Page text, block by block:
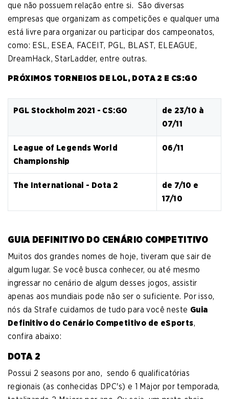
que não possuem relação entre si. São diversas
empresas que organizam as competições e qualquer uma
está livre para organizar ou participar dos campeonatos,
como: ESL, ESEA, FACEIT, PGL, BLAST, ELEAGUE,
DreamHack, StarLadder, entre outras.
PRÓXIMOS TORNEIOS DE LOL, DOTA 2 E CS:GO
PGL Stockholm 2021 - CS:GO
de 23/10 à
07/11
League of Legends World
Championship
06/11
The International - Dota 2
de 7/10 e
17/10
GUIA DEFINITIVO DO CENÁRIO COMPETITIVO
Muitos dos grandes nomes de hoje, tiveram que sair de
algum lugar. Se você busca conhecer, ou até mesmo
ingressar no cenário de algum desses jogos, assistir
apenas aos mundiais pode não ser o suficiente. Por isso,
nós da Strafe cuidamos de tudo para você neste Guia
Definitivo do Cenário Competitivo de eSports,
confira abaixo:
DOTA 2
Possui 2 seasons por ano, sendo 6 qualificatórias
regionais (as conhecidas DPC's) e 1 Major por temporada,